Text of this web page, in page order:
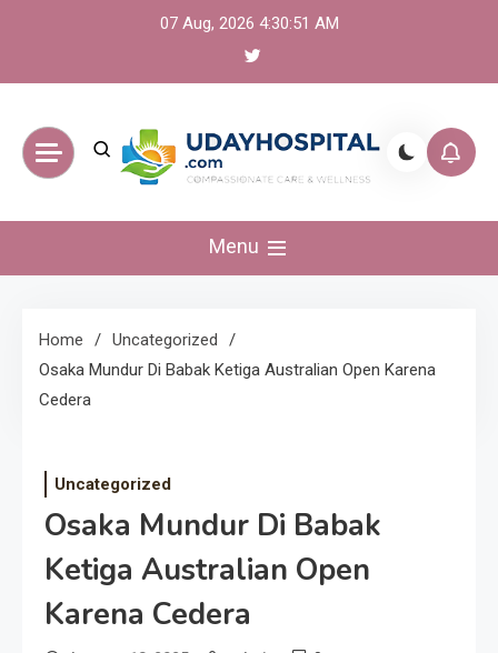
07 Aug, 2026 4:30:52 AM
UdayHospital:
Berita, olahraga,
gaming Akurat dan
Menu
Home
Uncategorized
Osaka Mundur Di Babak Ketiga Australian Open Karena
Cedera
Uncategorized
Osaka Mundur Di Babak
Ketiga Australian Open
Karena Cedera